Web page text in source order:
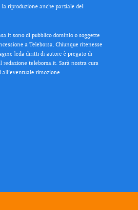
riproduzione anche parziale del
sono di pubblico dominio o soggette
a Teleborsa. Chiunque ritenesse
leda diritti di autore è pregato di
teleborsa.it. Sarà nostra cura
rimozione.